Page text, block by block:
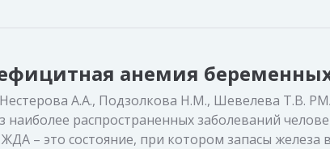
анемия
Нестерова А.А., Подзолкова Н.М., Шевелева
наиболее распространенных заболеваний
– это состояние, при котором запасы железа